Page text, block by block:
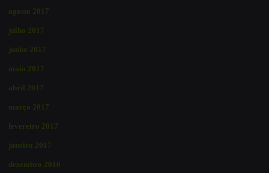
agosto 2017
julho 2017
junho 2017
maio 2017
abril 2017
março 2017
fevereiro 2017
janeiro 2017
dezembro 2016